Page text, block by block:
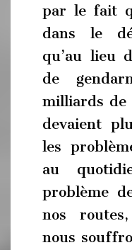
par le fait
dans le
qu’au lieu
de
milliards de
devaient
les
au
problème
nos
nous